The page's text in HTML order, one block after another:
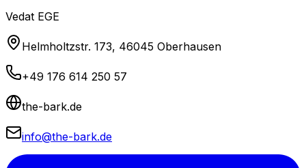
Vedat EGE
Helmholtzstr. 173, 46045 Oberhausen
+49 176 614 250 57
the-bark.de
info@the-bark.de